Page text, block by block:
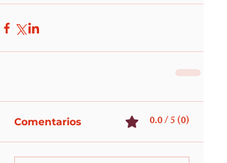
Comentarios 0.0 / 5 (0)